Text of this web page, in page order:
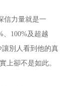
信力量就是一
、100%及超越
讓別人看到他的真
上卻不是如此。